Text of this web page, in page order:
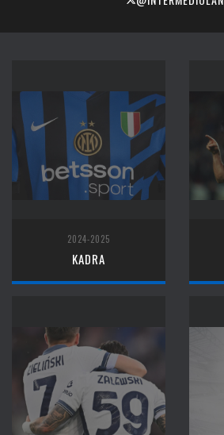
2024-2025
KADRA